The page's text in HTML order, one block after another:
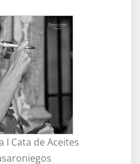
I Cata de Aceites